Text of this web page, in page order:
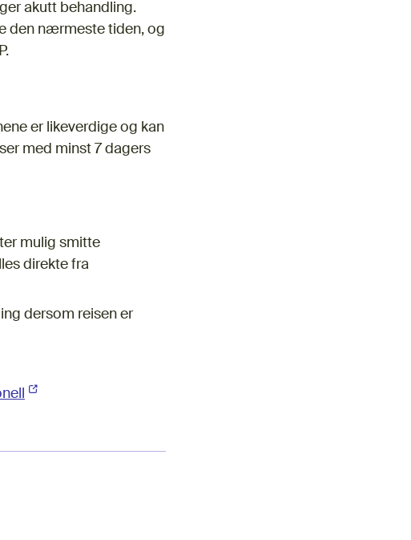
akutt behandling.
den nærmeste tiden, og
er likeverdige og kan
med minst 7 dagers
mulig smitte
direkte fra
dersom reisen er
(Ekstern lenke)